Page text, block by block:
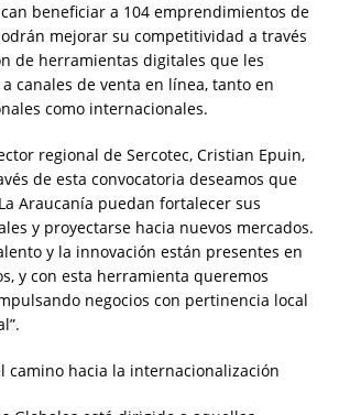
beneficiar a 104 emprendimientos de
mejorar su competitividad a través
de herramientas digitales que les
canales de venta en línea, tanto en
como internacionales.
regional de Sercotec, Cristian Epuin,
de esta convocatoria deseamos que
Araucanía puedan fortalecer sus
y proyectarse hacia nuevos mercados.
y la innovación están presentes en
y con esta herramienta queremos
negocios con pertinencia local
camino hacia la internacionalización